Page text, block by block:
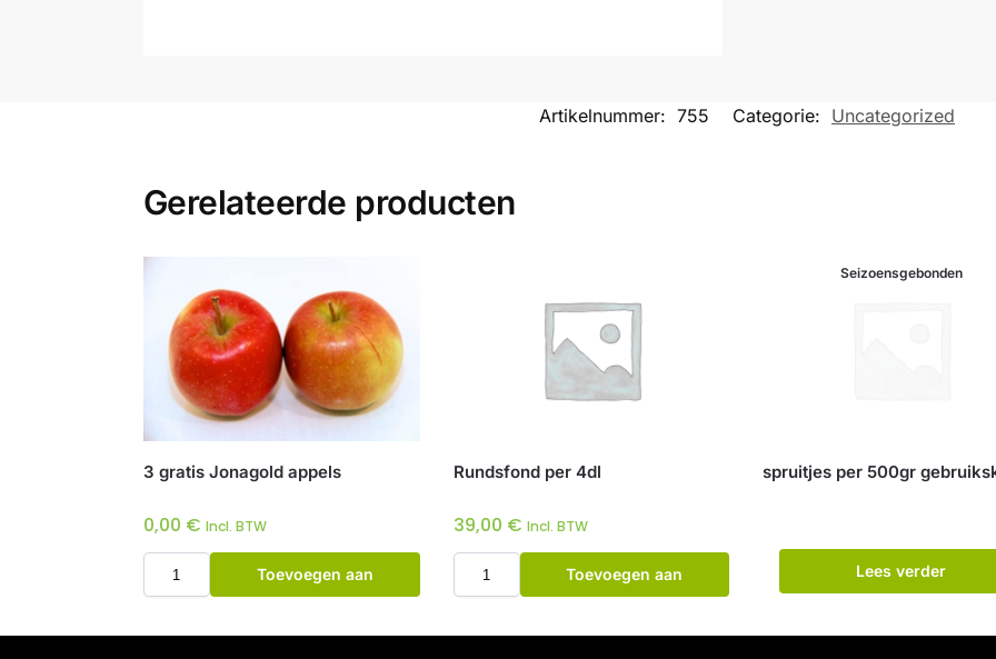
Artikelnummer: 755 Categorie: Uncategorized
Gerelateerde producten
3 gratis Jonagold appels
0,00 € Incl. BTW
Toevoegen aan
Rundsfond per 4dl
39,00 € Incl. BTW
Toevoegen aan
Seizoensgebonden
spruitjes per 500gr
Lees verder